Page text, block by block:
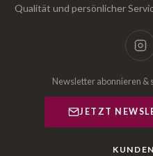
Qualität und persönlicher
Newsletter abonnieren &
JETZT